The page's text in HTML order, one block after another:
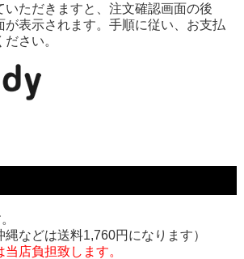
いただきますと、注文確認画面の後
が表示されます。手順に従い、お支払
さい。
縄などは送料1,760円になります）
店負担致します。